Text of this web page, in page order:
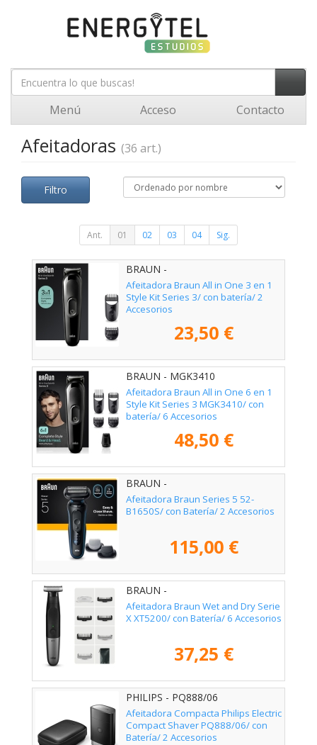
Menú Acceso Contacto
Afeitadoras (36 art.)
Filtro
Ant. 01 02 03 04 Sig.
BRAUN -
Afeitadora Braun All in One 3 en 1
Style Kit Series 3/ con batería/ 2
Accesorios
23,50 €
BRAUN - MGK3410
Afeitadora Braun All in One 6 en 1
Style Kit Series 3 MGK3410/ con
batería/ 6 Accesorios
48,50 €
BRAUN -
Afeitadora Braun Series 5 52-
B1650S/ con Batería/ 2 Accesorios
115,00 €
BRAUN -
Afeitadora Braun Wet and Dry Serie
X XT5200/ con Batería/ 6 Accesorios
37,25 €
PHILIPS - PQ888/06
Afeitadora Compacta Philips Electric
Compact Shaver PQ888/06/ con
Batería/ 2 Accesorios